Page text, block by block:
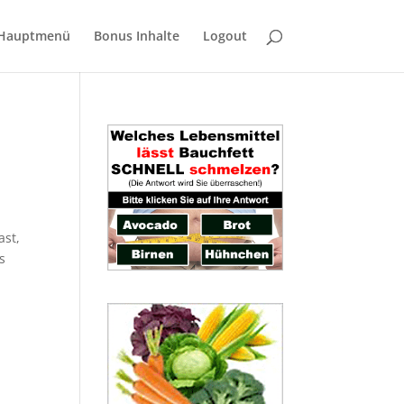
Bonus Inhalte Logout